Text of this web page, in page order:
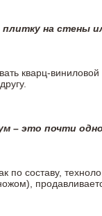
на стены
кварц-
– это почти
составу,